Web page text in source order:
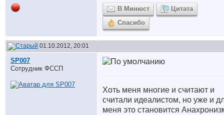
В Минюст
Цитата
Спасибо
01.10.2012, 20:01
SP007
Сотрудник ФССП
Хоть меня многие и считают и
считали идеалистом, но уже и
меня это становится